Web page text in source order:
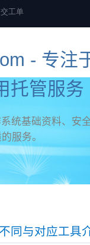
- 专注
托管服
统基础资料、安
服务。
同与对应工具